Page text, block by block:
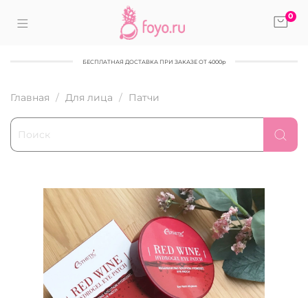
0
БЕСПЛАТНАЯ ДОСТАВКА ПРИ ЗАКАЗЕ ОТ 4000р
Главная Для лица Патчи